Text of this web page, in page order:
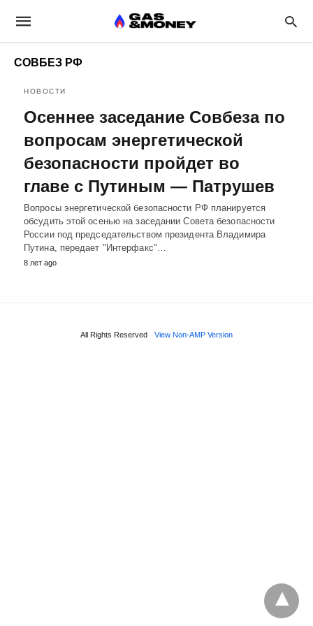
СОВБЕЗ РФ
НОВОСТИ
Осеннее заседание Совбеза по
вопросам энергетической
безопасности пройдет во
главе с Путиным — Патрушев
Вопросы энергетической безопасности РФ планируется
обсудить этой осенью на заседании Совета безопасности
России под председательством президента Владимира
Путина, передает "Интерфакс"…
8 лет ago
All Rights Reserved View Non-AMP Version